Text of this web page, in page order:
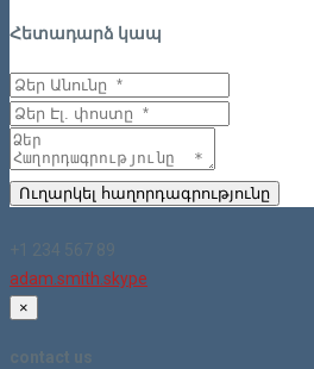
Հետադարձ կապ
Ուղարկել հաղորդագրությունը
+1 234 567 89
adam.smith.skype
×
contact us